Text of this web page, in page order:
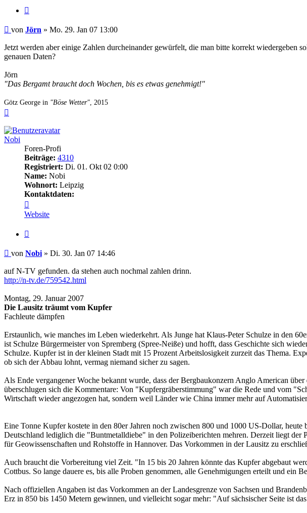
Beitrag
von Jörn » Mo. 29. Jan 07 13:00
Jetzt werden aber einige Zahlen durcheinander gewürfelt, die man bitte korrekt
genauen Daten?
Jörn
"Das Bergamt braucht doch Wochen, bis es etwas genehmigt!"
Götz George in "Böse Wetter" , 2015
Nobi
Foren-Profi
Beiträge: 4310
Registriert: Di. 01. Okt 02 0:00
Name: Nobi
Wohnort: Leipzig
Kontaktdaten:
von
Nobi
Website
Beitrag
von Nobi» Di. 30. Jan 07 14:46
auf N-TV gefunden. da stehen auch nochmal zahlen drinn.
http://n-tv.de/759542.html
Montag, 29. Januar 2007
Die Lausitz träumt vom Kupfer
Fachleute dämpfen
Erstaunlich, wie manches im Leben wiederkehrt. Als Junge hat Klaus-Peter Schulze in den
ist Schulze Bürgermeister von Spremberg (Spree-Neiße) und hofft, dass Geschichte sich
Schulze. Kupfer ist in der kleinen Stadt mit 15 Prozent Arbeitslosigkeit zurzeit das Thema.
ob sich der Abbau lohnt, vermag niemand sicher zu sagen.
Als Ende vergangener Woche bekannt wurde, dass der Bergbaukonzern Anglo American
überschlugen sich die Kommentare: Von "Kupfergräberstimmung" war die Rede und vom
Wirtschaft wieder angezogen hat, sondern weil Länder wie China immer mehr auf
Eine Tonne Kupfer kostete in den 80er Jahren noch zwischen 800 und 1000 US-Dollar,
Deutschland lediglich die "Buntmetalldiebe" in den Polizeiberichten mehren. Derzeit liegt
für Geowissenschaften und Rohstoffe in Hannover. Das Vorkommen in der Lausitz zu
Auch braucht die Vorbereitung viel Zeit. "In 15 bis 20 Jahren könnte das Kupfer abgebaut
Cottbus. So lange dauere es, bis alle Proben genommen, alle Genehmigungen erteilt und ein
Nach offiziellen Angaben ist das Vorkommen an der Landesgrenze von Sachsen und
Erz in 850 bis 1450 Metern gewinnen, und vielleicht sogar mehr: "Auf sächsischer Seite ist